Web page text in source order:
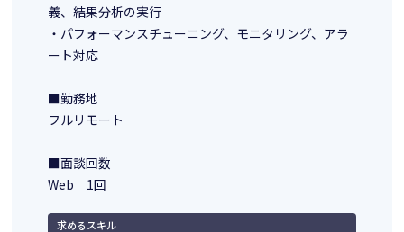
義、結果分析の実行
・パフォーマンスチューニング、モニタリング、アラ
ート対応
■勤務地
フルリモート
■面談回数
Web 1回
求めるスキル